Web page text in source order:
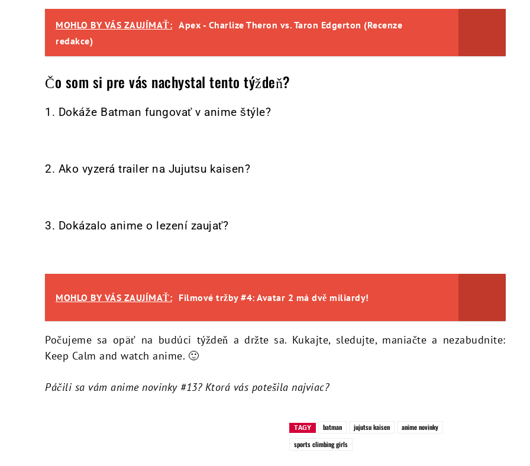
MOHLO BY VÁS ZAUJÍMAŤ: Apex - Charlize Theron vs. Taron Edgerton (Recenze
redakce)
Čo som si pre vás nachystal tento týždeň?
1. Dokáže Batman fungovať v anime štýle?
2. Ako vyzerá trailer na Jujutsu kaisen?
3. Dokázalo anime o lezení zaujať?
MOHLO BY VÁS ZAUJÍMAŤ: Filmové tržby #4: Avatar 2 má dvě miliardy!
Počujeme sa opäť na budúci týždeň a držte sa. Kukajte, sledujte, maniačte a nezabudnite:
Keep Calm and watch anime. 🙂
Páčili sa vám anime novinky #13? Ktorá vás potešila najviac?
TAGY batman jujutsu kaisen
anime novinky
sports climbing girls